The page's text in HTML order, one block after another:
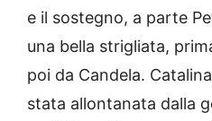
e il sostegno, a parte
una bella strigliata,
poi da Candela.
stata allontanata dalla